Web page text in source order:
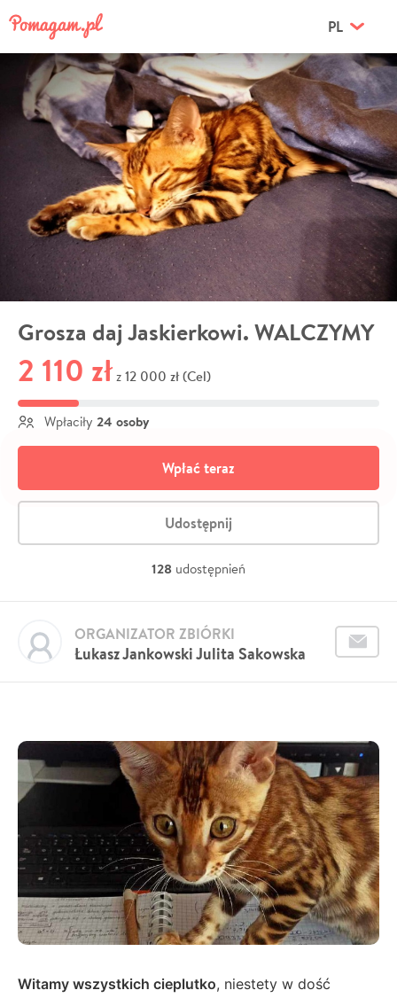
PL
Grosza daj Jaskierkowi. WALCZYMY
2 110 zł z 12 000 zł (Cel)
Wpłaciły 24 osoby
Wpłać teraz
Udostępnij
128 udostępnień
Łukasz Jankowski Julita Sakowska
ORGANIZATOR ZBIÓRKI
Witamy wszystkich cieplutko, niestety w dość